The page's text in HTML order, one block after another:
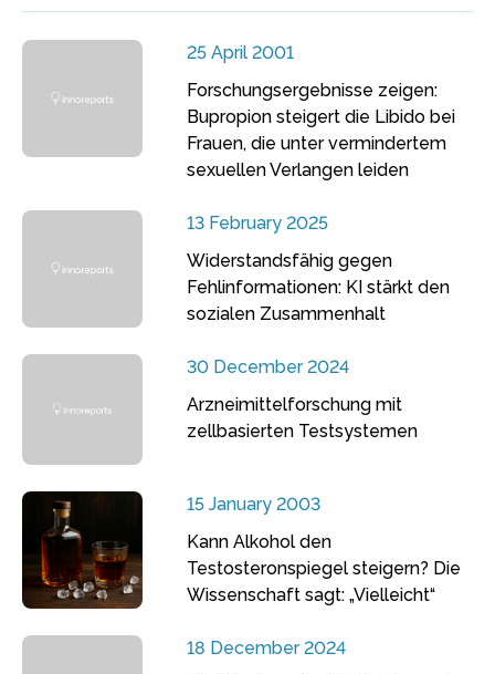
25 April 2001
Forschungsergebnisse zeigen:
Bupropion steigert die Libido bei
Frauen, die unter vermindertem
sexuellen Verlangen leiden
13 February 2025
Widerstandsfähig gegen
Fehlinformationen: KI stärkt den
sozialen Zusammenhalt
30 December 2024
Arzneimittelforschung mit
zellbasierten Testsystemen
15 January 2003
Kann Alkohol den
Testosteronspiegel steigern? Die
Wissenschaft sagt: „Vielleicht“
18 December 2024